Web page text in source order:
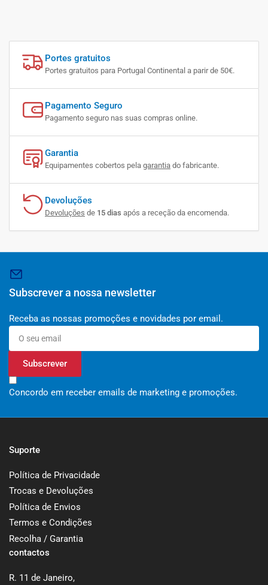
Portes gratuitos
Portes gratuitos para Portugal Continental a parir de 50€.
Pagamento Seguro
Pagamento seguro nas suas compras online.
Garantia
Equipamentes cobertos pela garantia do fabricante.
Devoluções
Devoluções de 15 dias após a receção da encomenda.
Subscrever a nossa newsletter
Receba as nossas promoções e novidades por email.
O
seu
email
Subscrever
Concordo em receber emails de marketing e promoções.
Suporte
Política de Privacidade
Trocas e Devoluções
Política de Envios
Termos e Condições
Recolha / Garantia
contactos
R. 11 de Janeiro,